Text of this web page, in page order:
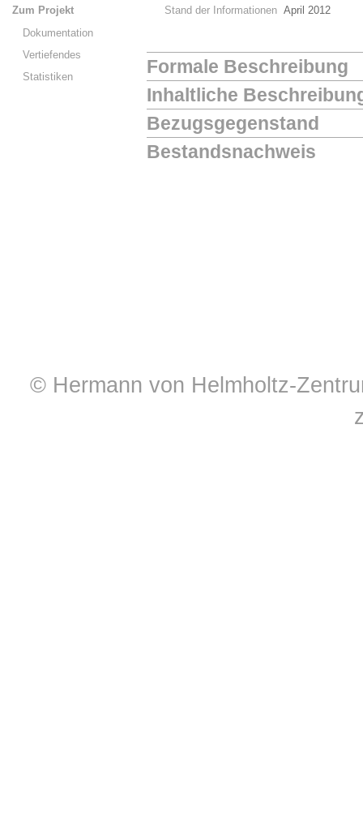
Zum Projekt
Dokumentation
Vertiefendes
Statistiken
Stand der Informationen April 2012
Formale Beschreibung
Inhaltliche
Bezugsgegenstand
Bestandsnachweis
© Hermann von Helmholtz-